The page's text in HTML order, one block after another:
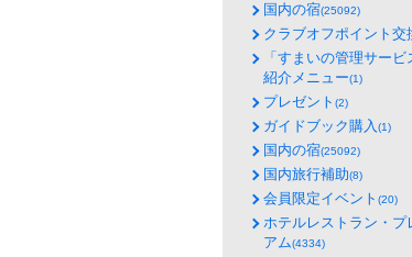
国内の宿(25092)
クラブオフポイント交
「すまいの管理サービ
紹介メニュー(1)
プレゼント (2)
ガイドブック購入(1)
国内の宿(25092)
国内旅行補助(8)
会員限定イベント (20)
ホテルレストラン・プ
アム(4334)